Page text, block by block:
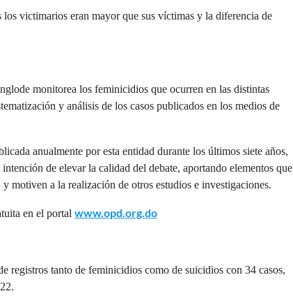
los victimarios eran mayor que sus víctimas y la diferencia de
monitorea los feminicidios que ocurren en las distintas
y análisis de los casos publicados en los medios de
anualmente por esta entidad durante los últimos siete años,
de elevar la calidad del debate, aportando elementos que
motiven a la realización de otros estudios e investigaciones.
en el portal www.opd.org.do
registros tanto de feminicidios como de suicidios con 34 casos,